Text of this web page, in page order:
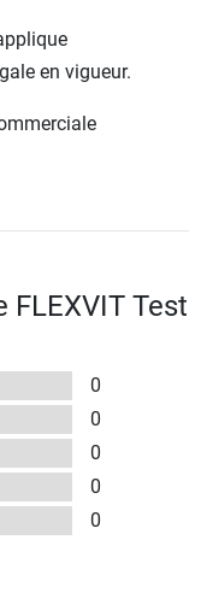
en vigueur.
Test
0
0
0
0
0